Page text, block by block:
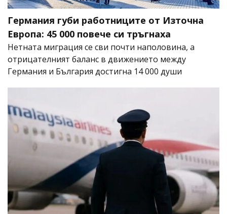
Германия губи работниците от Източна
Европа: 45 000 повече си тръгнаха
Нетната миграция се сви почти наполовина, а
отрицателният баланс в движението между
Германия и България достигна 14 000 души